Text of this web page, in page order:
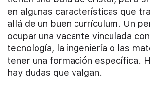
en algunas características que
allá de un buen currículum. Un
ocupar una vacante vinculada
tecnología, la ingeniería o las
tener una formación específica.
hay dudas que valgan.